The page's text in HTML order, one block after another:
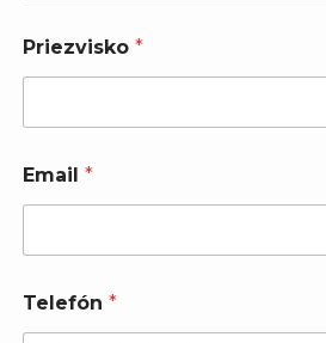
Priezvisko *
Email *
K
r
Telefón *